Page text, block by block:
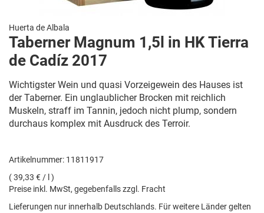
Huerta de Albala
Taberner Magnum 1,5l in HK Tierra
de Cadíz 2017
Wichtigster Wein und quasi Vorzeigewein des Hauses ist
der Taberner. Ein unglaublicher Brocken mit reichlich
Muskeln, straff im Tannin, jedoch nicht plump, sondern
durchaus komplex mit Ausdruck des Terroir.
Artikelnummer: 11811917
( 39,33 € / l )
Preise inkl. MwSt, gegebenfalls zzgl. Fracht
Lieferungen nur innerhalb Deutschlands. Für weitere Länder gelten